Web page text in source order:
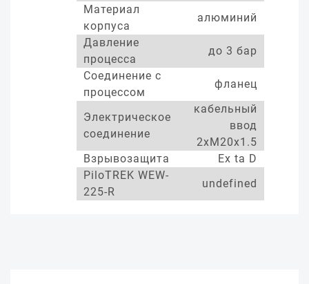
Материал
корпуса
алюминий
Давление
процесса
до 3 бар
Соединение с
процессом
фланец
Электрическое
соединение
кабельный
ввод
2xM20x1.5
Взрывозащита
Ex ta D
PiloTREK WEW-
225-R
undefined